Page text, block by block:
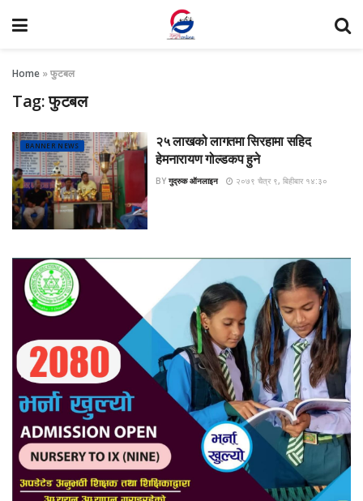
Home »फुटबल
Tag:फुटबल
BANNER NEWS
२५ लाखको लागतमा सिरहामा सहिद
हेमनारायण गोल्डकप हुने
BY गुद्रुक ऑनलाइन २०७९ चैत्र ९, बिहीबार १४:३०